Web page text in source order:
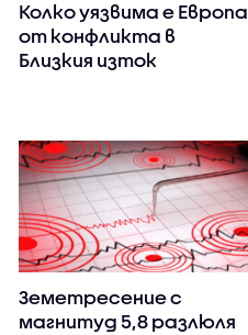
Колко уязвима е Европа
от конфликта в
Близкия изток
Земетресение с
магнитуд 5,8 разлюля